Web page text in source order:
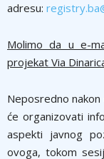
adresu:
Molimo da u e-
projekat Via
Neposredno
će organizovati
aspekti javnog
ovoga, tokom